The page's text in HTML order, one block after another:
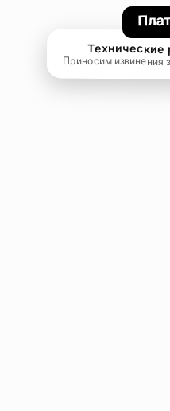
Технические
Приносим извинения